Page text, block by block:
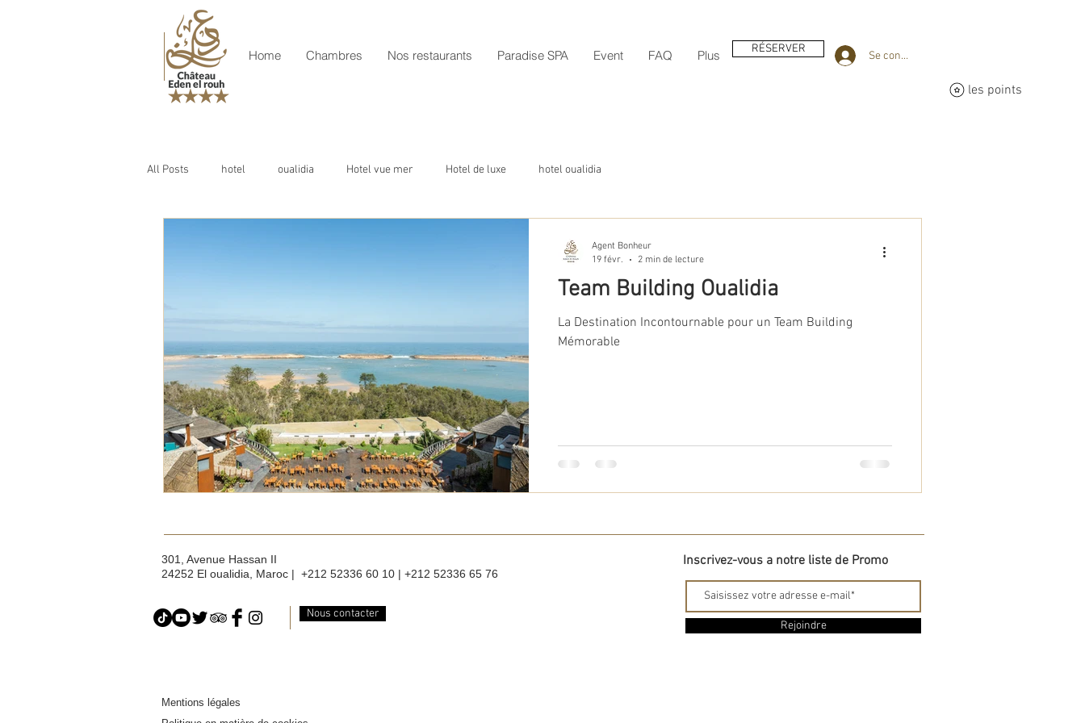
Home Chambres Nos restaurants Paradise SPA Event FAQ Plus RÉSERVER Se connecter
les points
All Posts hotel oualidia Hotel vue mer Hotel de luxe hotel oualidia
Team Building Oualidia
La Destination Incontournable pour un Team Building
Mémorable
Agent Bonheur
19 févr.
2 min de lecture
301, Avenue Hassan II
24252 El oualidia, Maroc | +212 52336 60 10 | +212 52336 65 76
Nous contacter
Inscrivez-vous a notre liste de Promo
Rejoindre
Mentions légales